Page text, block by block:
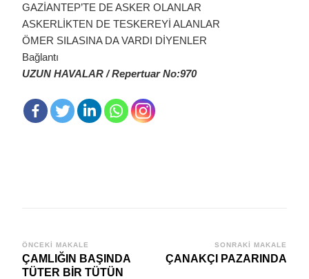
GAZİANTEP’TE DE ASKER OLANLAR
ASKERLİKTEN DE TESKEREYİ ALANLAR
ÖMER SILASINA DA VARDI DİYENLER
Bağlantı
UZUN HAVALAR / Repertuar No:970
Yazı
dolaşımı
ÖNCEKI MAKALE
ÇAMLIĞIN BAŞINDA
TÜTER BİR TÜTÜN
SONRAKI MAKALE
ÇANAKÇI PAZARINDA